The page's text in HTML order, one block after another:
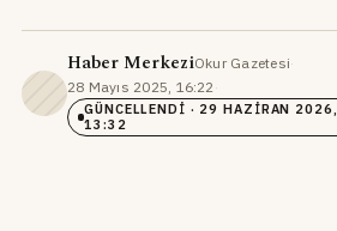
Haber MerkeziOkur Gazetesi·
28 Mayıs 2025, 16:22 ·
GÜNCELLENDI · 29 HAZIRAN 2026,
13:32